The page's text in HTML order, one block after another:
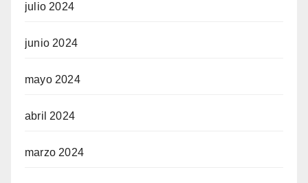
julio 2024
junio 2024
mayo 2024
abril 2024
marzo 2024